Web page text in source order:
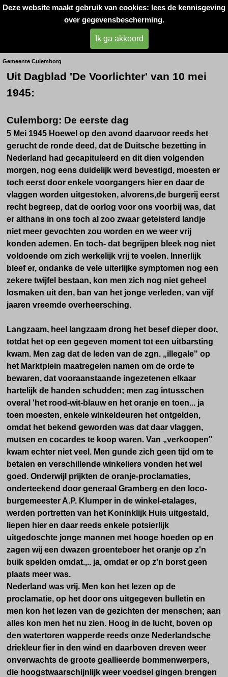
Deze website maakt gebruik van cookies: lees de kennisgeving
over gegevensbescherming.
Ik ga akkoord
Oorlogsslachtoffers
West- Betuwe
Bevrijding van Culemborg
Gemeente Culemborg
Uit Dagblad 'De Voorlichter' van 10 mei
1945:
Culemborg: De eerste dag
5 Mei 1945 Hoewel op den avond daarvoor reeds het
gerucht de ronde deed, dat de Duitsche bezetting in
Nederland had gecapituleerd en dit dien volgenden
morgen, nog eens duidelijk werd bevestigd, moesten er
toch eerst door enkele voorgangers hier en daar de
vlaggen worden uitgestoken, alvorens,de burgerij eerst
recht begreep, dat de oorlog voor ons voorbij was, dat
er althans in ons toch al zoo zwaar geteisterd landje
niet meer gevochten zou worden en we weer vrij
konden ademen. En toch- dat begrijpen bleek nog niet
voldoende om zich werkelijk vrij te voelen. Innerlijk
bleef er, ondanks de vele uiterlijke symptomen nog een
zekere twijfel bestaan, kon men zich nog niet geheel
losmaken uit den, ban van het jonge verleden, van vijf
jaaren vreemde overheersching.
Langzaam, heel langzaam drong het besef dieper door,
totdat het op een gegeven moment tot een uitbarsting
kwam. Men zag dat de leden van de zgn. „illegale" op
het Marktplein maatregelen namen om de orde te
bewaren, dat vooraanstaande ingezetenen elkaar
hartelijk de handen schudden; men zag intusschen
overal 'het rood-wit-blauw en het oranje en toen... ja
toen moesten, enkele winkeldeuren het ontgelden,
omdat het bekend geworden was dat daar vlaggen,
mutsen en cocardes te koop waren. Van „verkoopen"
kwam echter niet veel. Men gunde zich geen tijd om te
betalen en verschillende winkeliers vonden het wel
goed. Onderwijl prijkten de oranje-proclamaties,
onderteekend door generaal Gramberg en den loco-
burgemeester A.P. Klumper in de winkel-etalages,
werden portretten van het Koninklijk Huis uitgestald,
liepen hier en daar reeds enkele potsierlijk
uitgedoschte jonge mannen met hooge hoeden op en
zagen wij een dwazen groenteboer het oranje op z'n
buik spelden omdat.,.. ja, omdat er op z'n borst geen
plaats meer was.
Nederland was vrij. Men kon het lezen op de
proclamatie, op het door ons uitgegeven bulletin en
men kon het lezen van de gezichten der menschen; aan
alles kon men het nu zien. Hoog in de lucht, boven op
den watertoren wapperde reeds onze Nederlandsche
driekleur fier in den wind en daarboven dreven weer
onverwachts de groote geallieerde bommenwerpers,
die hoogstwaarschijnlijk weer voedsel gingen brengen